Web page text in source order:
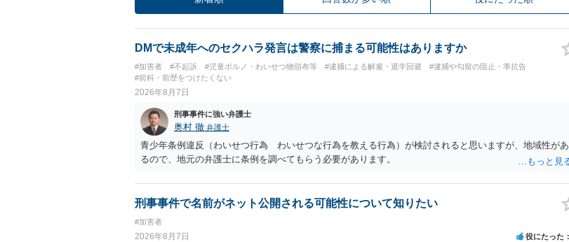
DMで未成年へのセクハラ発言は警察に捕まる可能性はありますか
#加害者 #不起訴 #児童ポルノ・わいせつ物頒布等 #逮捕による解雇・退学回避
#逮捕や勾留の阻止・準抗告
#前科・前歴をつけたくない
2026年8月7日
刑事事件に強い弁護士
奥村 徹 弁護士
青少年条例違反（わいせつ行為 わいせつな行為を教える行為）が検討されると思いますが、地域性があ
るので、地元の弁護士に条例を調べてもらう必要があります。
刑事事件で名前がネット公開される可能性について知りたい
#加害者
2026年8月7日 役にたった